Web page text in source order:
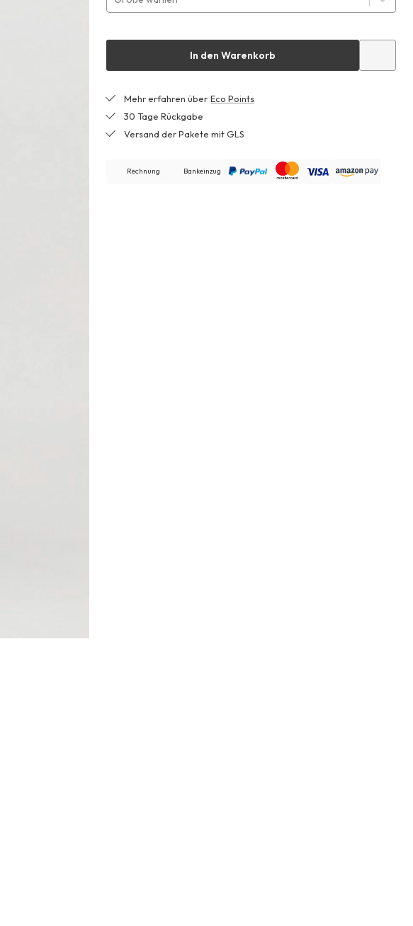
In den Warenkorb
Mehr erfahren über Eco Points
30 Tage Rückgabe
Versand der Pakete mit GLS
Rechnung Bankeinzug